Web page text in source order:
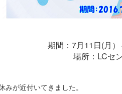
期間：7月11日(月）
場所：LCセ
みが近付いてきました。